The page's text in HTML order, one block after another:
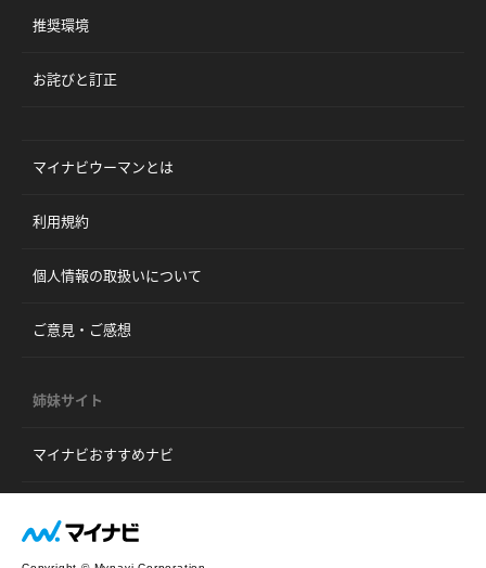
推奨環境
お詫びと訂正
マイナビウーマンとは
利用規約
個人情報の取扱いについて
ご意見・ご感想
姉妹サイト
マイナビおすすめナビ